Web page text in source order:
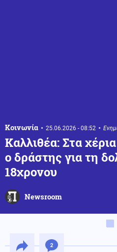
Κοινωνία 25.06.2026 - 08:52
Καλλιθέα: Στα
ο δράστης για τη
18χρονου
Newsroom
2